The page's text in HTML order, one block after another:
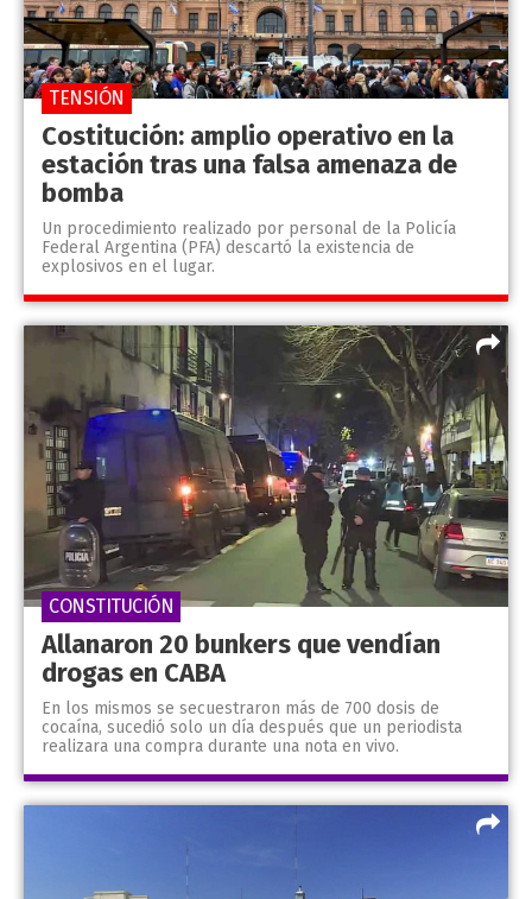
Costitución: amplio operativo en la
estación tras una falsa amenaza de
bomba
Un procedimiento realizado por personal de la Policía
Federal Argentina (PFA) descartó la existencia de
explosivos en el lugar.
TENSIÓN
Allanaron 20 bunkers que vendían
drogas en CABA
En los mismos se secuestraron más de 700 dosis de
cocaína, sucedió solo un día después que un periodista
realizara una compra durante una nota en vivo.
CONSTITUCIÓN